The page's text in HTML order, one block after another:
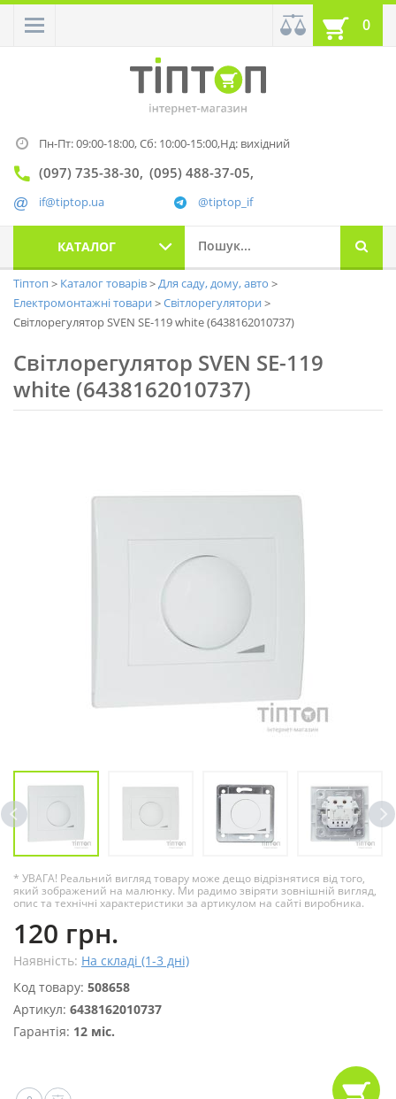
0
Пн-Пт: 09:00-18:00,Сб: 10:00-15:00,Нд: вихідний
(097) 735-38-30 (095) 488-37-05
@tiptop_if
if@tiptop.ua
КАТАЛОГ
Тіптоп Каталог товарів
Для саду, дому, авто
Електромонтажні товари
Світлорегулятори
Світлорегулятор SVEN SE-119 white (6438162010737)
Світлорегулятор SVEN SE-119
white (6438162010737)
* УВАГА! Реальний вигляд товару може дещо відрізнятися від того,
який зображений на малюнку. Ми радимо звіряти зовнішній вигляд,
опис та технічні характеристики за артикулом на сайті виробника.
120 грн.
Наявність: На складі (1-3 дні)
Код товару: 508658
Артикул: 6438162010737
Гарантія: 12 міс.